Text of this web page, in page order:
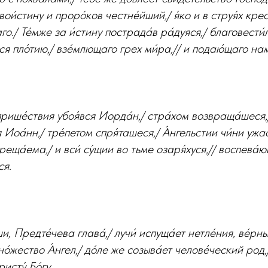
и проро́ков честне́йший,/ я́ко и в струя́х
Те́мже за и́стину пострада́в ра́дуяся,/
пло́тию,/ взе́млющаго грех ми́ра,// и подаю́щаго
убоя́вся Иорда́н,/ стра́хом
Иоа́нн,/ тре́петом спря́ташеся,/ А́нгельстии чи́ни
и вси́ су́щии во тьме озаря́хуся,//
Предте́чева глава́,/ лучи́ испуща́ет нетле́ния,
А́нгел,/ до́ле же созыва́ет челове́ческий